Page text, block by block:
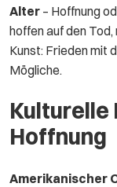
Alter – Hoffnung
hoffen auf den
Kunst: Frieden mit
Mögliche.
Kulturelle
Hoffnung
Amerikanischer